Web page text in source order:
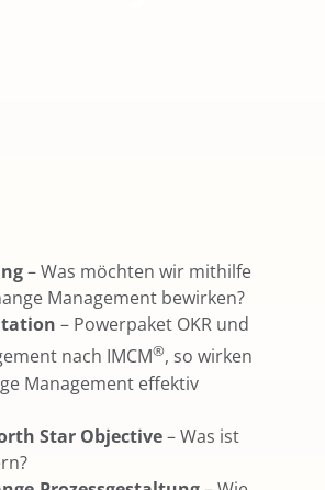
– Was möchten wir mithilfe
Management bewirken?​
– Powerpaket OKR und
nach IMCM®, so wirken
Management effektiv
Star Objective– Was ist